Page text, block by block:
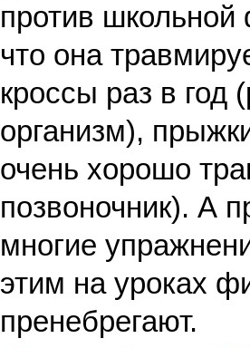
против школьной
что она
кроссы раз в год
организм),
очень хорошо
позвоночник). А
многие
этим на уроках
пренебрегают.